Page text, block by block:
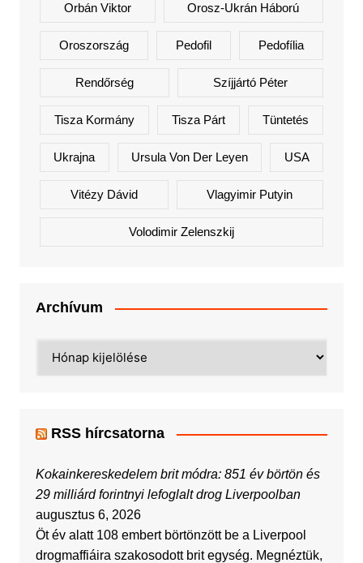
Orbán Viktor Orosz-Ukrán Háború
Oroszország Pedofil Pedofília
Rendőrség Szíjjártó Péter
Tisza Kormány Tisza Párt Tüntetés
Ukrajna Ursula Von Der Leyen USA
Vitézy Dávid Vlagyimir Putyin
Volodimir Zelenszkij
Archívum
RSS hírcsatorna
Kokainkereskedelem brit módra: 851 év börtön és
29 milliárd forintnyi lefoglalt drog Liverpoolban
augusztus 6, 2026
Öt év alatt 108 embert börtönzött be a Liverpool
drogmaffiáira szakosodott brit egység. Megnéztük,